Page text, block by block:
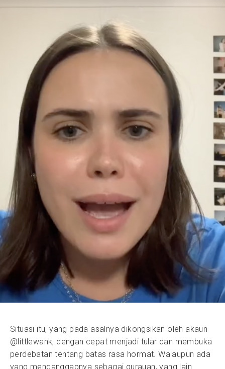
Situasi itu, yang pada asalnya dikongsikan oleh akaun
@littlewank, dengan cepat menjadi tular dan membuka
perdebatan tentang batas rasa hormat. Walaupun ada
yang menganggapnya sebagai gurauan, yang lain